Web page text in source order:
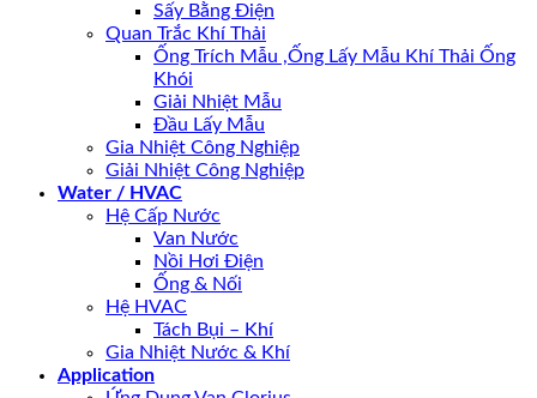
Sấy Bằng Điện
Quan Trắc Khí Thải
Ống Trích Mẫu ,Ống Lấy Mẫu Khí Thải Ống
Khói
Giải Nhiệt Mẫu
Đầu Lấy Mẫu
Gia Nhiệt Công Nghiệp
Giải Nhiệt Công Nghiệp
Water / HVAC
Hệ Cấp Nước
Van Nước
Nồi Hơi Điện
Ống & Nối
Hệ HVAC
Tách Bụi – Khí
Gia Nhiệt Nước & Khí
Application